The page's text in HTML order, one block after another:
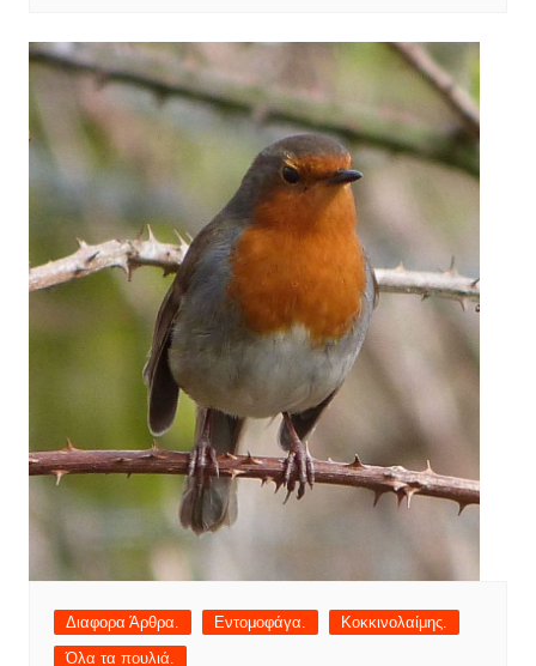
Διαφορα Άρθρα. Εντομοφάγα.
Κοκκινολαίμης.
Όλα τα πουλιά.